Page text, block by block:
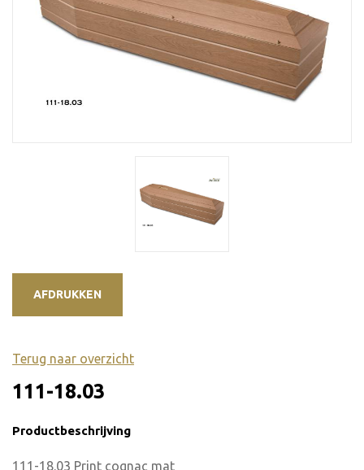
AFDRUKKEN
Terug naar overzicht
111-18.03
Productbeschrijving
111-18.03 Print cognac mat